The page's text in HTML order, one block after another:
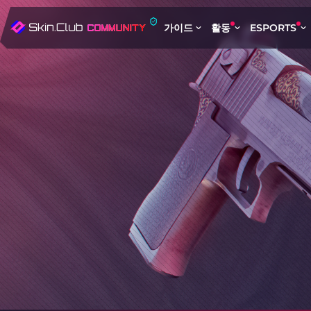
가이드 활동 ESPORTS